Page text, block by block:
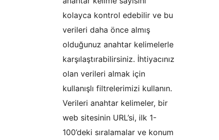
kolayca kontrol edebilir ve bu
verileri daha önce almış
olduğunuz anahtar kelimelerle
karşılaştırabilirsiniz. İhtiyacınız
olan verileri almak için
kullanışlı filtrelerimizi kullanın.
Verileri anahtar kelimeler, bir
web sitesinin URL’si, ilk 1-
100’deki sıralamalar ve konum